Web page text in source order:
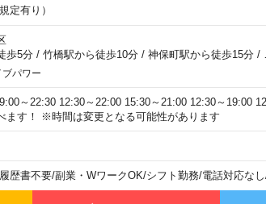
定有り）
歩5分/ 竹橋駅から徒歩10分/ 神保町駅から徒歩15分/
パワー
～22:30 12:30～22:00 15:30～21:00 12:30～19:00
ます！ ※時間は変更となる可能性があります
歴書不要/副業・WワークOK/シフト勤務/電話対応なし